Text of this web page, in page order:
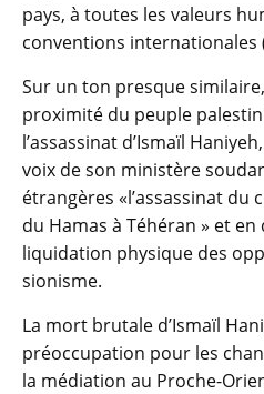
pays, à toutes les valeurs
conventions internationales
Sur un ton presque
proximité du peuple
l’assassinat d’Ismaïl
voix de son ministère
étrangères «l’assassinat
du Hamas à Téhéran » et
liquidation physique des
sionisme.
La mort brutale d’Ismaïl
préoccupation pour les
la médiation au Proche-